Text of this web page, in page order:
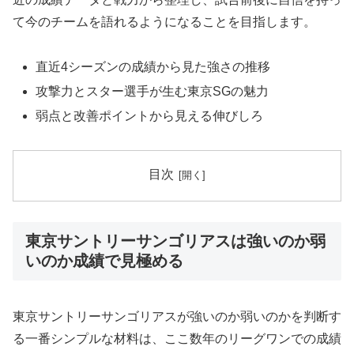
て今のチームを語れるようになることを目指します。
直近4シーズンの成績から見た強さの推移
攻撃力とスター選手が生む東京SGの魅力
弱点と改善ポイントから見える伸びしろ
目次
東京サントリーサンゴリアスは強いのか弱
いのか成績で見極める
東京サントリーサンゴリアスが強いのか弱いのかを判断す
る一番シンプルな材料は、ここ数年のリーグワンでの成績